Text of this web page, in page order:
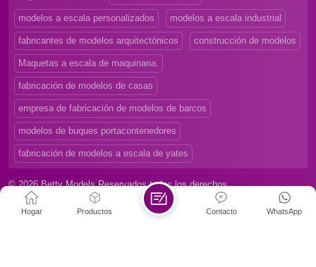
modelos a escala personalizados modelos a escala industrial
fabricantes de modelos arquitectónicos construcción de modelos
Maquetas a escala de maquinaria.
fabricación de modelos de casas
empresa de fabricación de modelos de barcos
modelos de buques portacontenedores
fabricación de modelos a escala de yates
© 2026 Betty Models Reservados todos los derechos
Mapa del sitio
Xml | Privacy Policy |
Hogar Productos WhatsApp
Contacto